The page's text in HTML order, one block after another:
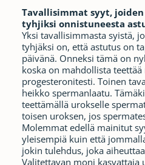
Tavallisimmat syyt,
tyhjiksi onnistuneesta
Yksi tavallisimmasta syistä,
tyhjäksi on, että astutus on
päivänä. Onneksi tämä on
koska on mahdollista
progesteronitesti. Toinen
heikko spermanlaatu.
teettämällä urokselle
toisen uroksen, jos
Molemmat edellä mainitut
yleisempiä kuin että
jokin tulehdus, joka
Valitettavan moni kasvattaja